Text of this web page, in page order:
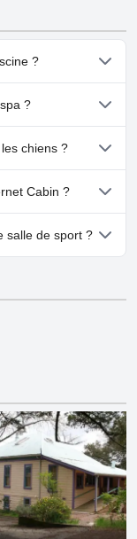
?
appartenant à
Chauffée,
les réponses au
?
chiens ?
Cabin ?
Cabin.
salle de sport ?